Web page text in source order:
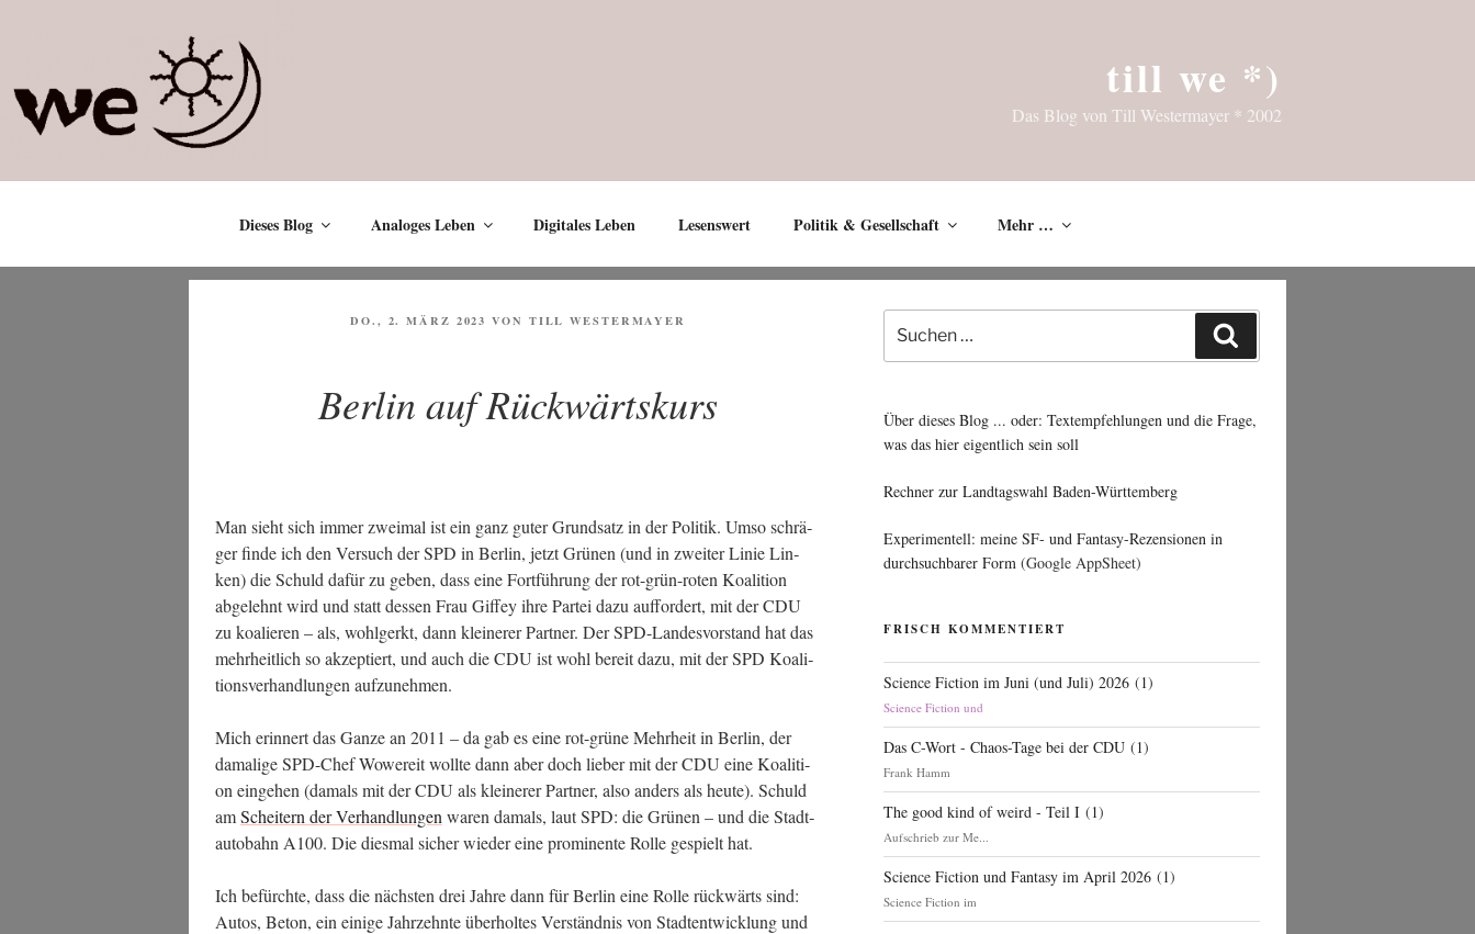
till we *)
Das Blog von Till Westermayer * 2002
Dieses Blog Analoges Leben Digitales Leben Lesenswert Politik & Gesellschaft Mehr …
VERÖFFENTLICHT
DO., 2. MÄRZ 2023 VON TILL WESTERMAYER
Berlin auf Rückwärtskurs
Man sieht sich immer zwei­mal ist ein ganz guter Grund­satz in der Poli­tik. Umso schrä­
ger fin­de ich den Ver­such der SPD in Ber­lin, jetzt Grü­nen (und in zwei­ter Linie Lin­
ken) die Schuld dafür zu geben, dass eine Fort­füh­rung der rot-grün-roten Koali­ti­on
abge­lehnt wird und statt des­sen Frau Gif­fey ihre Par­tei dazu auf­for­dert, mit der CDU
zu koalie­ren – als, wohl­gerkt, dann klei­ne­rer Part­ner. Der SPD-Lan­des­vor­stand hat das
mehr­heit­lich so akzep­tiert, und auch die CDU ist wohl bereit dazu, mit der SPD Koali­
ti­ons­ver­hand­lun­gen aufzunehmen.
Mich erin­nert das Gan­ze an 2011 – da gab es eine rot-grü­ne Mehr­heit in Ber­lin, der
dama­li­ge SPD-Chef Wowe­reit woll­te dann aber doch lie­ber mit der CDU eine Koali­ti­
on ein­ge­hen (damals mit der CDU als klei­ne­rer Part­ner, also anders als heu­te). Schuld
amSchei­tern der Ver­hand­lun­gen waren damals, laut SPD: die Grü­nen – und die Stadt­
au­to­bahn A100. Die dies­mal sicher wie­der eine pro­mi­nen­te Rol­le gespielt hat.
Ich befürch­te, dass die nächs­ten drei Jah­re dann für Ber­lin eine Rol­le rück­wärts sind:
Autos, Beton, ein eini­ge Jahr­zehn­te über­hol­tes Ver­ständ­nis von Stadt­ent­wick­lung und
nach:
Über dieses Blog ... oder: Textempfehlungen und die Frage,
was das hier eigentlich sein soll
Rechner zur Landtagswahl Baden-Württemberg
Experimentell: meine SF- und Fantasy-Rezensionen in
durchsuchbarer Form (Google AppSheet)
FRISCH KOMMENTIERT
Science Fiction im Juni (und Juli) 2026 (1)
Science Fiction und
Das C-Wort - Chaos-Tage bei der CDU (1)
Frank Hamm
The good kind of weird - Teil I (1)
Aufschrieb zur Me...
Science Fiction und Fantasy im April 2026 (1)
Science Fiction im